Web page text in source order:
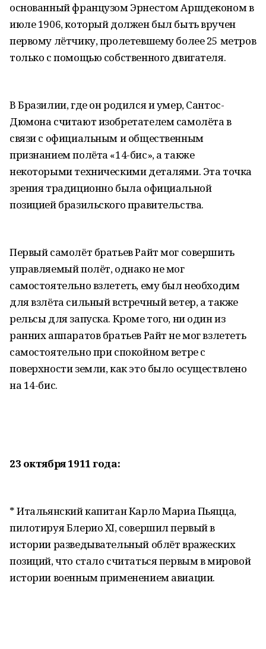
основанный французом Эрнестом Аршдеконом в
июле 1906, который должен был быть вручен
первому лётчику, пролетевшему более 25 метров
только с помощью собственного двигателя.
В Бразилии, где он родился и умер, Сантос-
Дюмона считают изобретателем самолёта в
связи с официальным и общественным
признанием полёта «14-бис», а также
некоторыми техническими деталями. Эта точка
зрения традиционно была официальной
позицией бразильского правительства.
Первый самолёт братьев Райт мог совершить
управляемый полёт, однако не мог
самостоятельно взлететь, ему был необходим
для взлёта сильный встречный ветер, а также
рельсы для запуска. Кроме того, ни один из
ранних аппаратов братьев Райт не мог взлететь
самостоятельно при спокойном ветре с
поверхности земли, как это было осуществлено
на 14-бис.
23 октября 1911 года:
* Итальянский капитан Карло Мариа Пьяцца,
пилотируя Блерио XI, совершил первый в
истории разведывательный облёт вражеских
позиций, что стало считаться первым в мировой
истории военным применением авиации.